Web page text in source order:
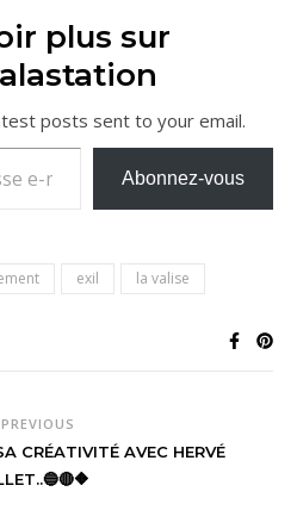
plus sur
posts sent to your email.
mail…
Abonnez-vous
exil la valise
CRÉATIVITÉ AVEC HERVÉ